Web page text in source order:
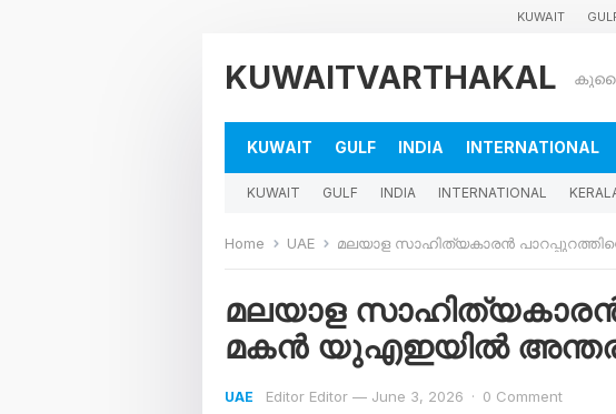
KUWAIT
KUWAITVARTHAKAL
KUWAIT GULF INDIA INTERNATIONAL
KUWAIT GULF INDIA INTERNATIONAL
Home UAE മലയാള സാഹിത്യകാരൻ
മലയാള സാഹിത്യകാരൻ
മകൻ യുഎഇയിൽ
UAE Editor Editor — June 3, 2026 · 0 Comment